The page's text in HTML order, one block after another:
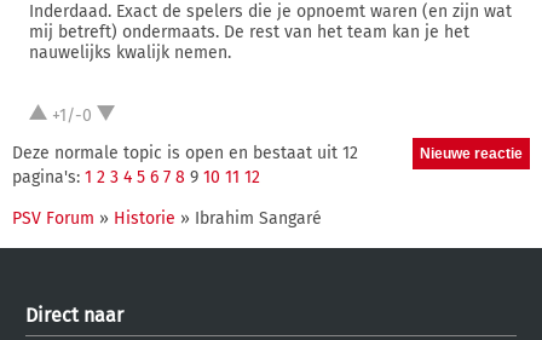
Inderdaad. Exact de spelers die je opnoemt waren (en zijn wat
mij betreft) ondermaats. De rest van het team kan je het
nauwelijks kwalijk nemen.
+1/-0
Deze normale topic is open en bestaat uit 12
pagina's: 1 2 3 4 5 6 7 8 9 10 11 12
PSV Forum » Historie » Ibrahim Sangaré
Direct naar